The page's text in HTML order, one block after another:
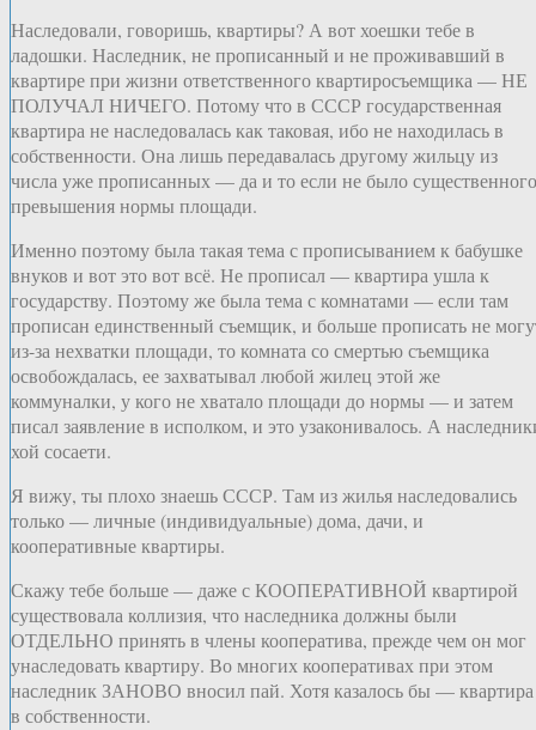
Наследовали, говоришь, квартиры? А вот хоешки тебе в
ладошки. Наследник, не прописанный и не проживавший в
квартире при жизни ответственного квартиросъемщика — НЕ
ПОЛУЧАЛ НИЧЕГО. Потому что в СССР государственная
квартира не наследовалась как таковая, ибо не находилась в
собственности. Она лишь передавалась другому жильцу из
числа уже прописанных — да и то если не было существенного
превышения нормы площади.
Именно поэтому была такая тема с прописыванием к бабушке
внуков и вот это вот всё. Не прописал — квартира ушла к
государству. Поэтому же была тема с комнатами — если там
прописан единственный съемщик, и больше прописать не
из-за нехватки площади, то комната со смертью съемщика
освобождалась, ее захватывал любой жилец этой же
коммуналки, у кого не хватало площади до нормы — и затем
писал заявление в исполком, и это узаконивалось. А
хой сосаети.
Я вижу, ты плохо знаешь СССР. Там из жилья наследовались
только — личные (индивидуальные) дома, дачи, и
кооперативные квартиры.
Скажу тебе больше — даже с КООПЕРАТИВНОЙ квартирой
существовала коллизия, что наследника должны были
ОТДЕЛЬНО принять в члены кооператива, прежде чем он мог
унаследовать квартиру. Во многих кооперативах при этом
наследник ЗАНОВО вносил пай. Хотя казалось бы — квартира
в собственности.